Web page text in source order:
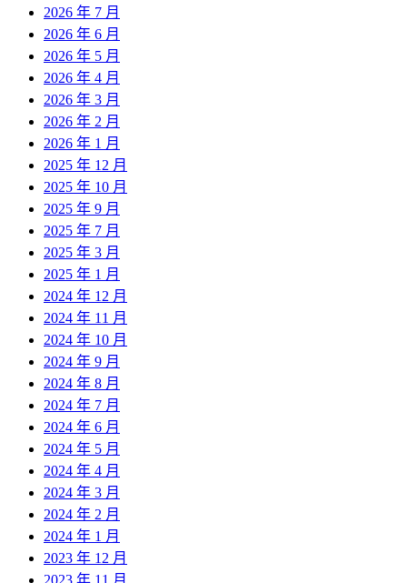
2026 年 7 月
2026 年 6 月
2026 年 5 月
2026 年 4 月
2026 年 3 月
2026 年 2 月
2026 年 1 月
2025 年 12 月
2025 年 10 月
2025 年 9 月
2025 年 7 月
2025 年 3 月
2025 年 1 月
2024 年 12 月
2024 年 11 月
2024 年 10 月
2024 年 9 月
2024 年 8 月
2024 年 7 月
2024 年 6 月
2024 年 5 月
2024 年 4 月
2024 年 3 月
2024 年 2 月
2024 年 1 月
2023 年 12 月